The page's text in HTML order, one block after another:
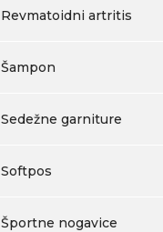
Revmatoidni artritis
Šampon
Sedežne garniture
Softpos
Športne nogavice